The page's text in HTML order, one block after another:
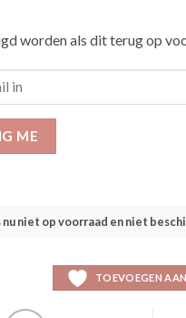
worden als dit terug op
ME
niet op voorraad en niet
TOEVOEGEN